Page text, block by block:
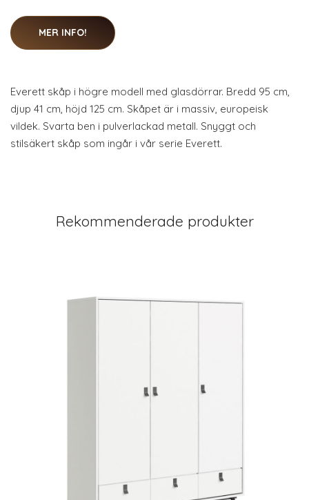
MER INFO!
Everett skåp i högre modell med glasdörrar. Bredd 95 cm,
djup 41 cm, höjd 125 cm. Skåpet är i massiv, europeisk
vildek. Svarta ben i pulverlackad metall. Snyggt och
stilsäkert skåp som ingår i vår serie Everett.
Rekommenderade produkter